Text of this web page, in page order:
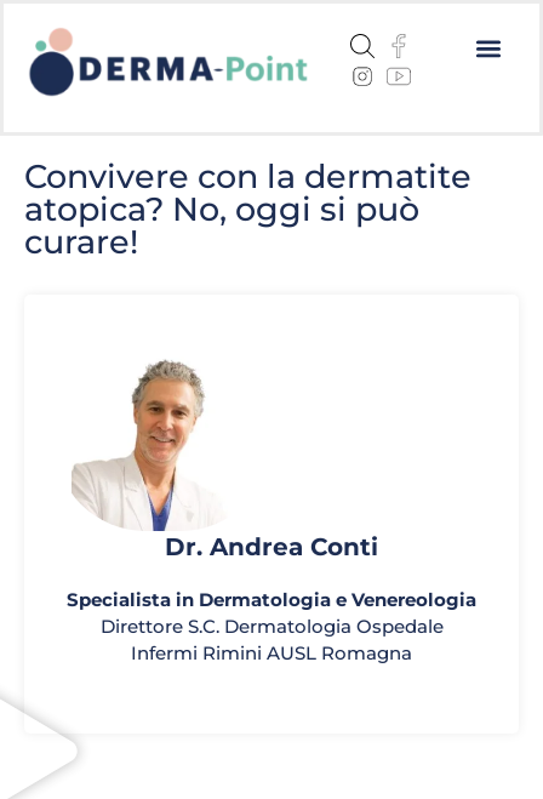
Convivere con la dermatite
atopica? No, oggi si può
curare!
Dr. Andrea Conti
Specialista in Dermatologia e Venereologia
Direttore S.C. Dermatologia Ospedale
Infermi Rimini AUSL Romagna